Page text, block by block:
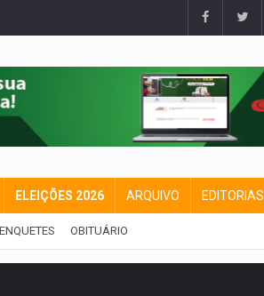
ELEIÇÕES 2026 ARQUIVO EDITORIAS
ENQUETES OBITUÁRIO